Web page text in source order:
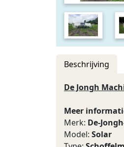
Beschrijving
De Jongh
Meer
Merk: De-
Model: Solar